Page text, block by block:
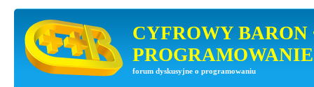
CYFROWY BARON
PROGRAMOWANIE
forum dyskusyjne o programowaniu